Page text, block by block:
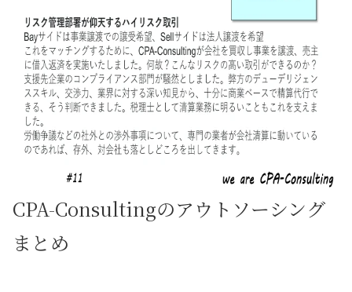
CPA-Consultingのアウトソーシング
まとめ